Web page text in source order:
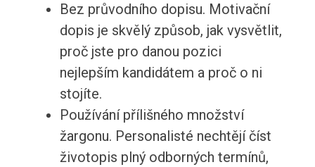
Bez průvodního dopisu. Motivační
dopis je skvělý způsob, jak vysvětlit,
proč jste pro danou pozici
nejlepším kandidátem a proč o ni
stojíte.
Používání přílišného množství
žargonu. Personalisté nechtějí číst
životopis plný odborných termínů,